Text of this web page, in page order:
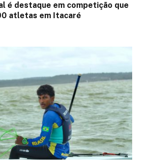
é destaque em competição que
atletas em Itacaré